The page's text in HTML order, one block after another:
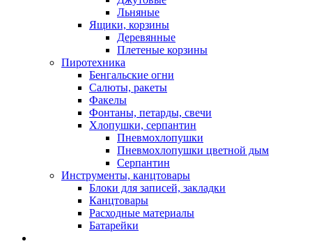
Льняные
Ящики, корзины
Деревянные
Плетеные корзины
Пиротехника
Бенгальские огни
Салюты, ракеты
Факелы
Фонтаны, петарды, свечи
Хлопушки, серпантин
Пневмохлопушки
Пневмохлопушки цветной дым
Серпантин
Инструменты, канцтовары
Блоки для записей, закладки
Канцтовары
Расходные материалы
Батарейки